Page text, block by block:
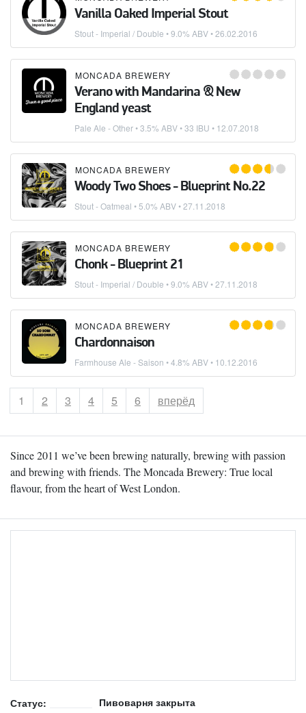
Vanilla Oaked Imperial Stout
Stout - Imperial / Double • 9.0% ABV •26.02.2016
MONCADA BREWERY
Verano with Mandarina & New
England yeast
Pale Ale - Other• 3.5% ABV • 33 IBU • 12.07.2018
MONCADA BREWERY
Woody Two Shoes - Blueprint No.22
Stout - Oatmeal • 5.0% ABV •27.11.2018
MONCADA BREWERY
Chonk - Blueprint 21
Stout - Imperial / Double • 9.0% ABV •27.11.2018
MONCADA BREWERY
Chardonnaison
Farmhouse Ale - Saison • 4.8% ABV • 10.12.2016
Страница
1 Страница
2 Страница
3 Страница
4 Страница
5 Страница
6 вперёд
Since 2011 we’ve been brewing naturally, brewing with passion
and brewing with friends. The Moncada Brewery: True local
flavour, from the heart of West London.
Статус:
Пивоварня закрыта